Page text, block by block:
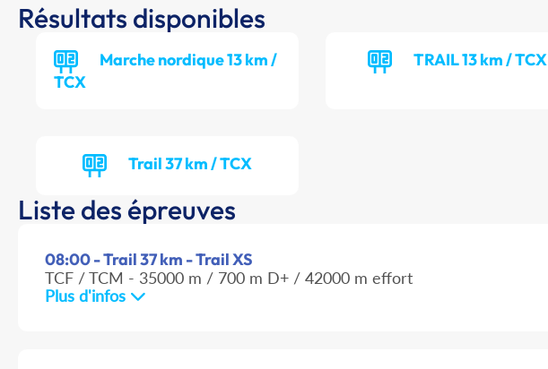
Résultats disponibles
Marche nordique 13 km /
TCX
TRAIL 13 km / TCX
Trail 37 km / TCX
Liste des épreuves
08:00 - Trail 37 km - Trail XS
TCF / TCM - 35000 m / 700 m D+ / 42000 m effort
Plus d'infos